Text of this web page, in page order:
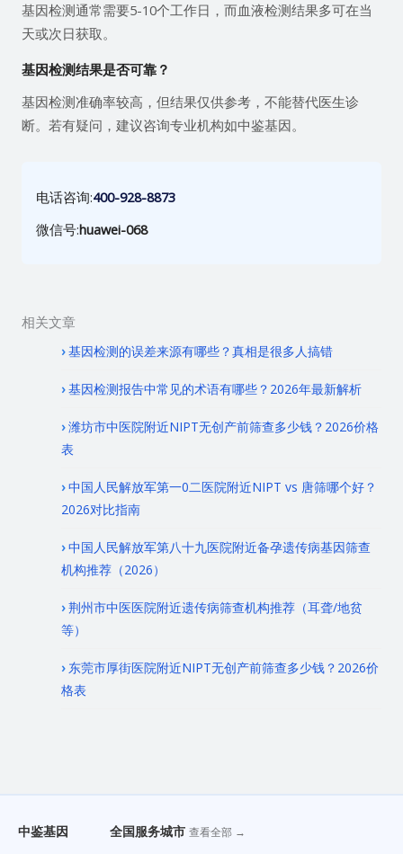
基因检测通常需要5-10个工作日，而血液检测结果多可在当
天或次日获取。
基因检测结果是否可靠？
基因检测准确率较高，但结果仅供参考，不能替代医生诊
断。若有疑问，建议咨询专业机构如中鉴基因。
电话咨询:400-928-8873
微信号:huawei-068
相关文章
基因检测的误差来源有哪些？真相是很多人搞错
基因检测报告中常见的术语有哪些？2026年最新解析
潍坊市中医院附近NIPT无创产前筛查多少钱？2026价格
表
中国人民解放军第一0二医院附近NIPT vs 唐筛哪个好？
2026对比指南
中国人民解放军第八十九医院附近备孕遗传病基因筛查
机构推荐（2026）
荆州市中医医院附近遗传病筛查机构推荐（耳聋/地贫
等）
东莞市厚街医院附近NIPT无创产前筛查多少钱？2026价
格表
中鉴基因 全国服务城市 查看全部 →